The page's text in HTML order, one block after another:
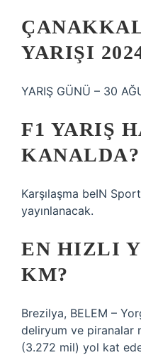
YARIŞI
YARIŞ GÜNÜ – 30
F1 YARIŞ
KANALDA?
Karşılaşma beIN
yayınlanacak.
EN HIZLI
KM?
Brezilya, BELEM –
deliryum ve piranalar
(3.272 mil) yol kat